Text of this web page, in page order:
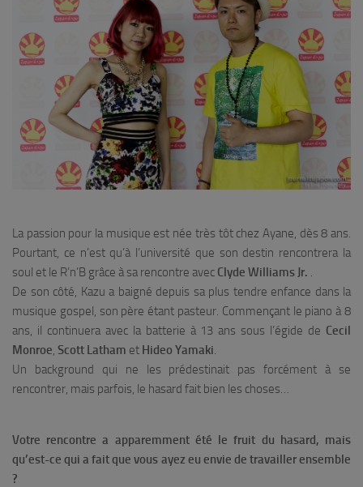
La passion pour la musique est née très tôt chez Ayane, dès 8 ans.
Pourtant, ce n’est qu’à l’université que son destin rencontrera la
soul et le R’n’B grâce à sa rencontre avec Clyde Williams Jr. .
De son côté, Kazu a baigné depuis sa plus tendre enfance dans la
musique gospel, son père étant pasteur. Commençant le piano à 8
ans, il continuera avec la batterie à 13 ans sous l’égide de Cecil
Monroe, Scott Latham et Hideo Yamaki.
Un background qui ne les prédestinait pas forcément à se
rencontrer, mais parfois, le hasard fait bien les choses…
Votre rencontre a apparemment été le fruit du hasard, mais
qu’est-ce qui a fait que vous ayez eu envie de travailler ensemble
?